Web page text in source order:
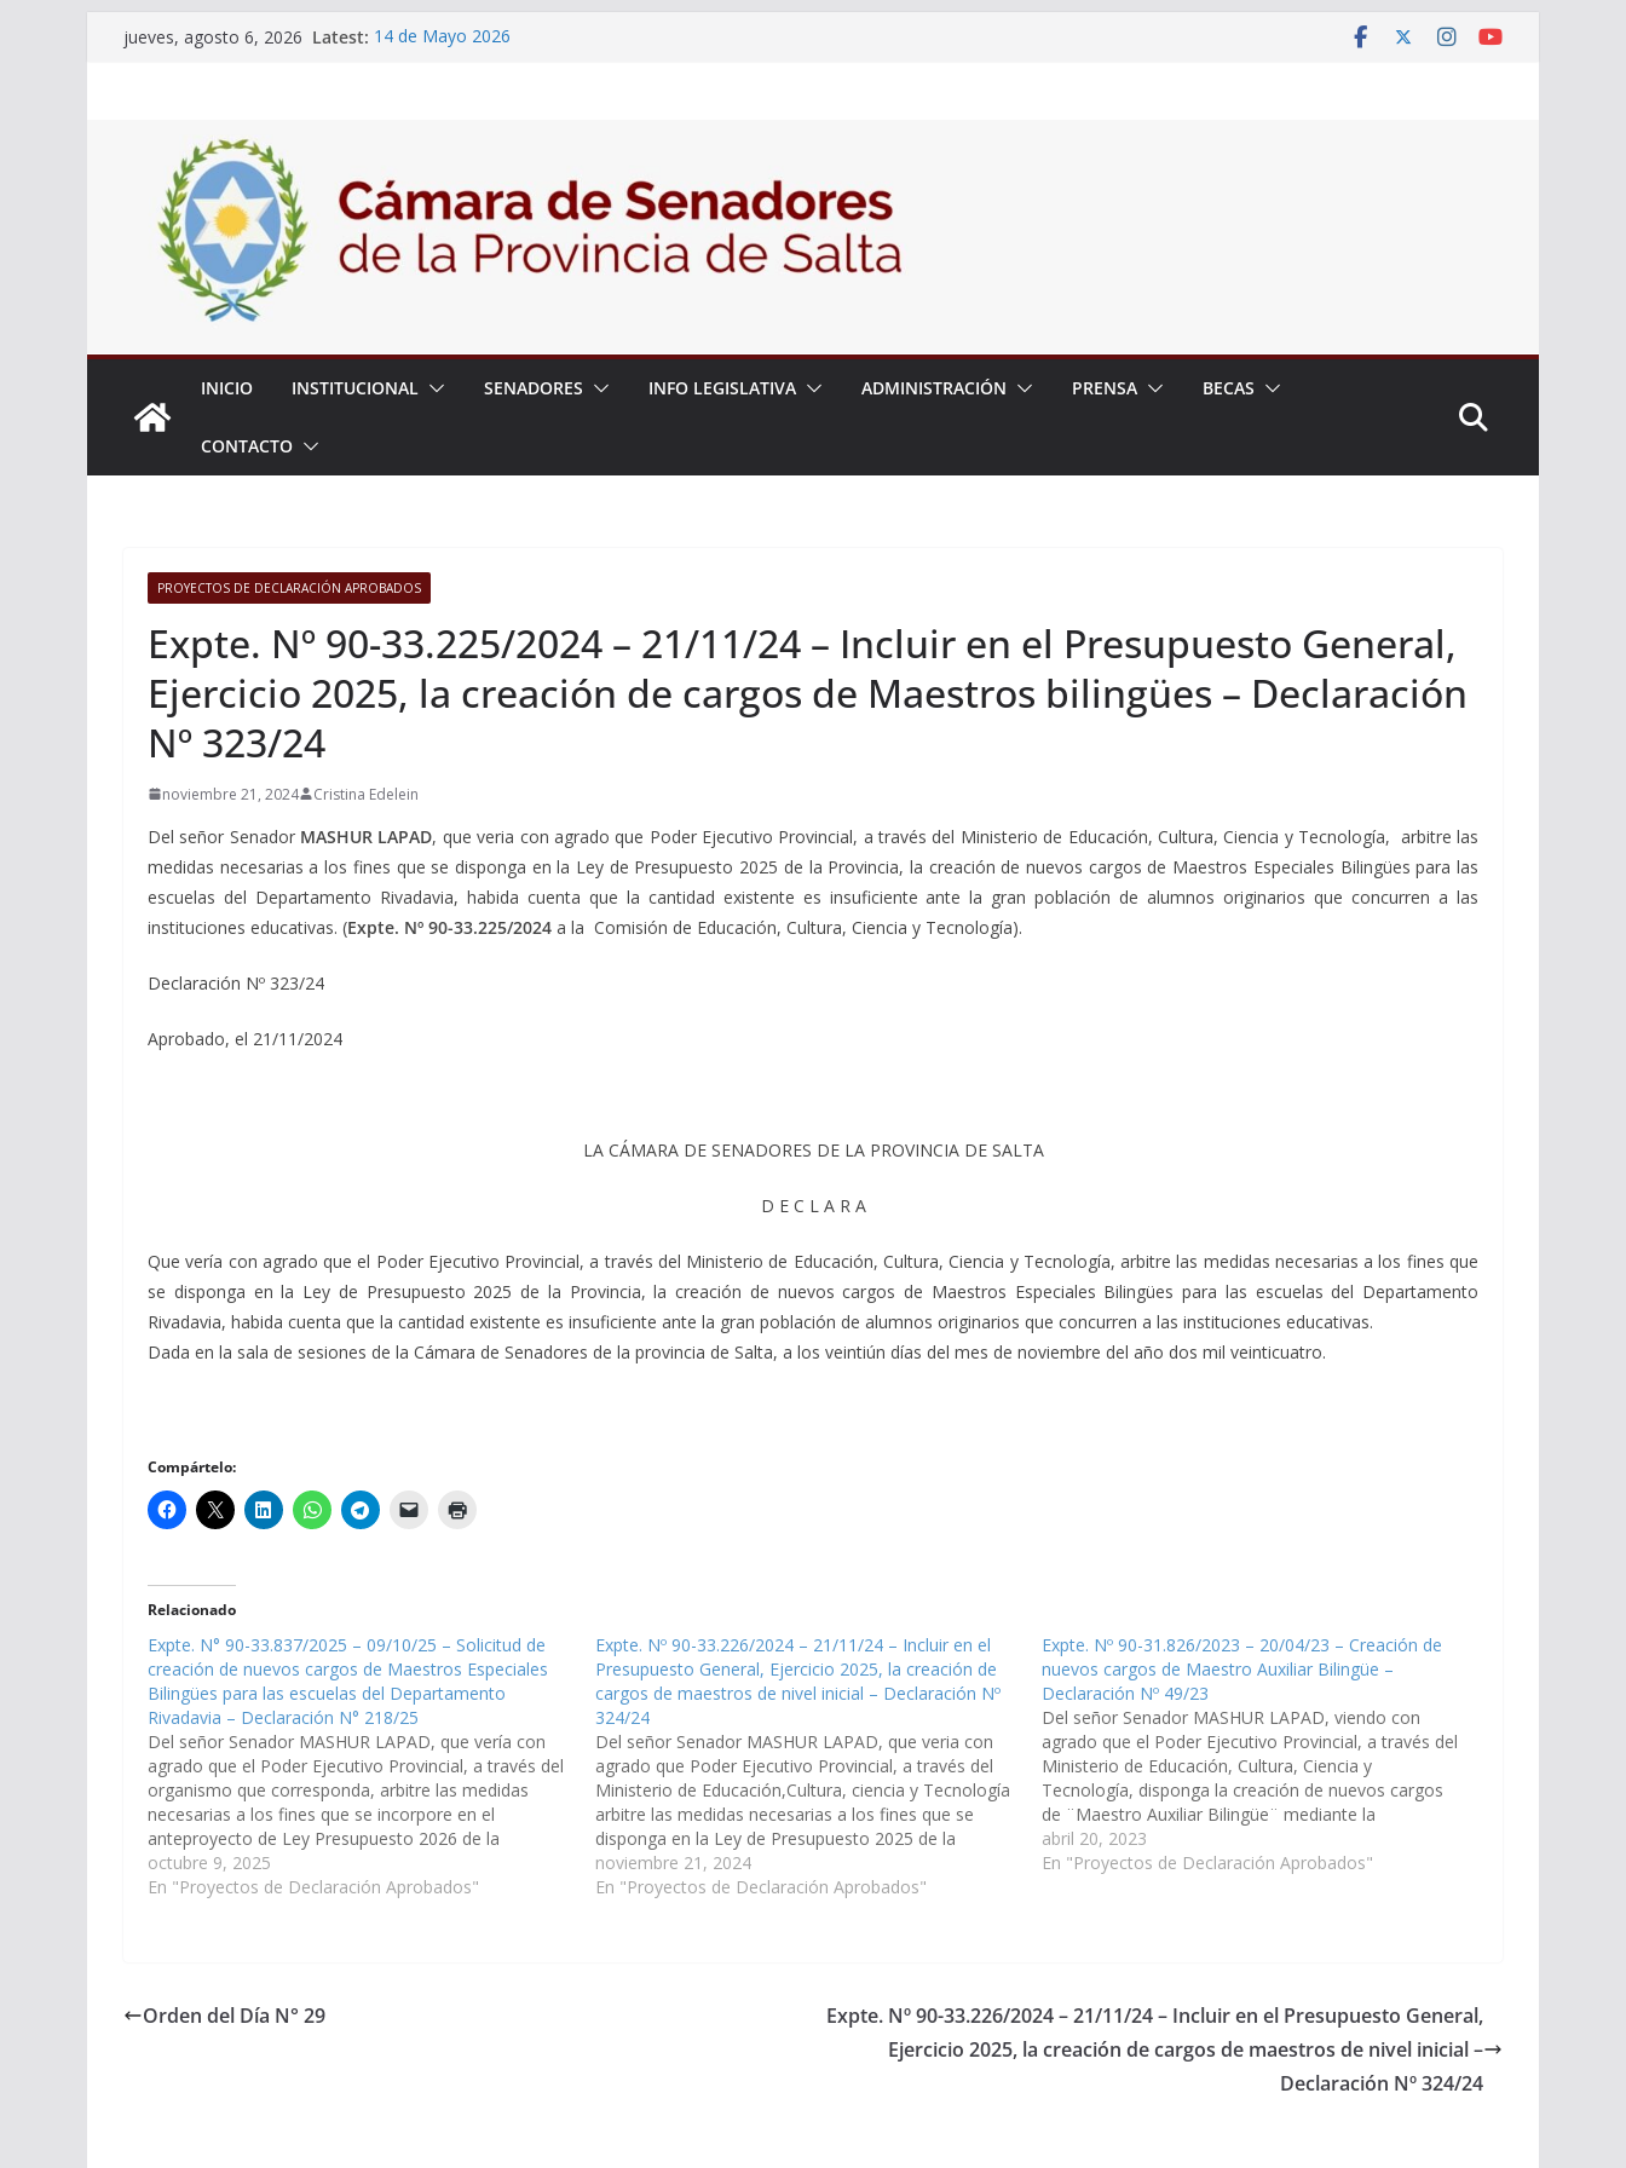
jueves, agosto 6, 2026 Latest: 14 de Mayo 2026
Adjudicacion Simple N° 27/26
INICIO INSTITUCIONAL SENADORES INFO LEGISLATIVA ADMINISTRACIÓN PRENSA BECAS
CONTACTO
PROYECTOS DE DECLARACIÓN APROBADOS
Expte. Nº 90-33.225/2024 – 21/11/24 – Incluir en el Presupuesto General,
Ejercicio 2025, la creación de cargos de Maestros bilingües – Declaración
Nº 323/24
noviembre 21, 2024 Cristina Edelein
Del señor Senador MASHUR LAPAD, que veria con agrado que Poder Ejecutivo Provincial, a través del Ministerio de Educación, Cultura, Ciencia y Tecnología, arbitre las
medidas necesarias a los fines que se disponga en la Ley de Presupuesto 2025 de la Provincia, la creación de nuevos cargos de Maestros Especiales Bilingües para las
escuelas del Departamento Rivadavia, habida cuenta que la cantidad existente es insuficiente ante la gran población de alumnos originarios que concurren a las
instituciones educativas. (Expte. Nº 90-33.225/2024 a la Comisión de Educación, Cultura, Ciencia y Tecnología).
Declaración Nº 323/24
Aprobado, el 21/11/2024
LA CÁMARA DE SENADORES DE LA PROVINCIA DE SALTA
D E C L A R A
Que vería con agrado que el Poder Ejecutivo Provincial, a través del Ministerio de Educación, Cultura, Ciencia y Tecnología, arbitre las medidas necesarias a los fines que
se disponga en la Ley de Presupuesto 2025 de la Provincia, la creación de nuevos cargos de Maestros Especiales Bilingües para las escuelas del Departamento
Rivadavia, habida cuenta que la cantidad existente es insuficiente ante la gran población de alumnos originarios que concurren a las instituciones educativas.
Dada en la sala de sesiones de la Cámara de Senadores de la provincia de Salta, a los veintiún días del mes de noviembre del año dos mil veinticuatro.
Compártelo:
Relacionado
Expte. N° 90-33.837/2025 – 09/10/25 – Solicitud de
creación de nuevos cargos de Maestros Especiales
Bilingües para las escuelas del Departamento
Rivadavia – Declaración N° 218/25
Del señor Senador MASHUR LAPAD, que vería con
agrado que el Poder Ejecutivo Provincial, a través del
organismo que corresponda, arbitre las medidas
necesarias a los fines que se incorpore en el
anteproyecto de Ley Presupuesto 2026 de la
Provincia, la creación de nuevos cargos de Maestros
Especiales Bilingües para…
octubre 9, 2025
En "Proyectos de Declaración Aprobados"
Expte. Nº 90-33.226/2024 – 21/11/24 – Incluir en el
Presupuesto General, Ejercicio 2025, la creación de
cargos de maestros de nivel inicial – Declaración Nº
324/24
Del señor Senador MASHUR LAPAD, que veria con
agrado que Poder Ejecutivo Provincial, a través del
Ministerio de Educación,Cultura, ciencia y Tecnología
arbitre las medidas necesarias a los fines que se
disponga en la Ley de Presupuesto 2025 de la
Provincia, la creación de cargos de Maestros de Nivel
Inicial…
noviembre 21, 2024
En "Proyectos de Declaración Aprobados"
Expte. Nº 90-31.826/2023 – 20/04/23 – Creación de
nuevos cargos de Maestro Auxiliar Bilingüe –
Declaración Nº 49/23
Del señor Senador MASHUR LAPAD, viendo con
agrado que el Poder Ejecutivo Provincial, a través del
Ministerio de Educación, Cultura, Ciencia y
Tecnología, disponga la creación de nuevos cargos
de ¨Maestro Auxiliar Bilingüe¨ mediante la
ampliación de la Planta Orgánica Funcional (POF) de
las escuelas primarias del Departamento Rivadavia,
abril 20, 2023
En "Proyectos de Declaración Aprobados"
Orden del Día N° 29
Expte. Nº 90-33.226/2024 – 21/11/24 – Incluir en el Presupuesto General,
Ejercicio 2025, la creación de cargos de maestros de nivel inicial –
Declaración Nº 324/24